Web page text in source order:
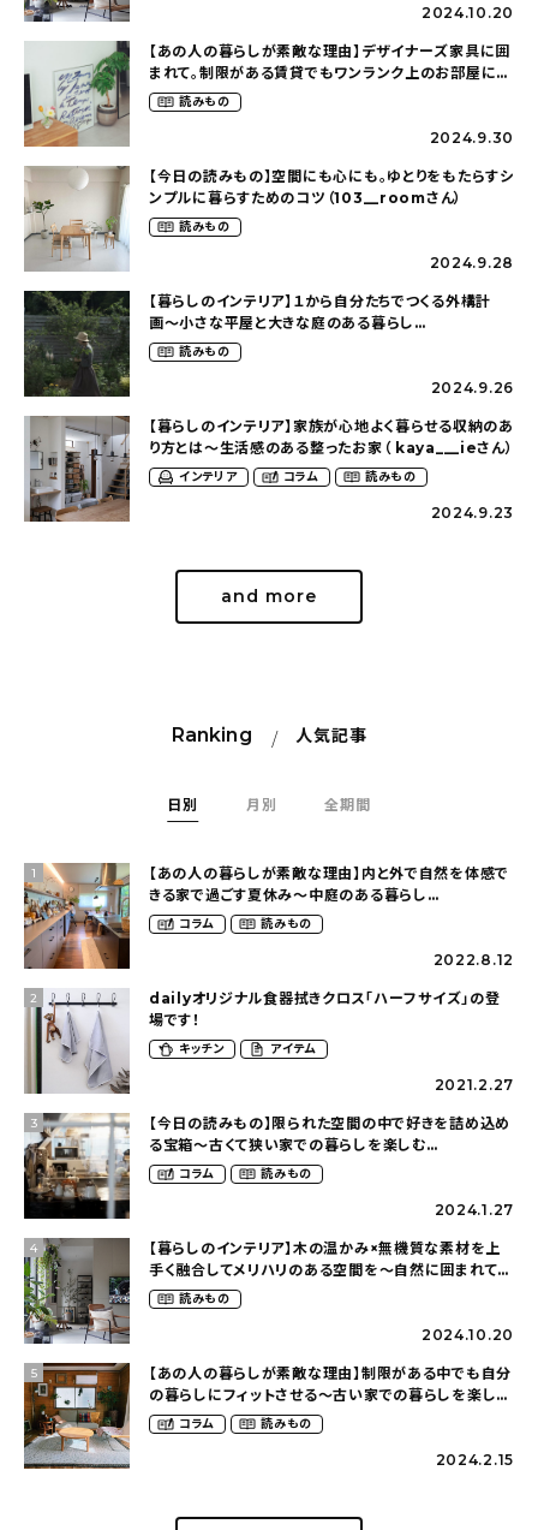
2024.10.20
【あの人の暮らしが素敵な理由】デザイナーズ家具に囲
まれて。制限がある賃貸でもワンランク上のお部屋に〜
狭くても好きな暮らしのこと（_____chika708さん）
読みもの
2024.9.30
【今日の読みもの】空間にも心にも。ゆとりをもたらすシ
ンプルに暮らすためのコツ（103__roomさん）
読みもの
2024.9.28
【暮らしのインテリア】１から自分たちでつくる外構計
画〜小さな平屋と大きな庭のある暮らし
（tsumikiniwaさん）
読みもの
2024.9.26
【暮らしのインテリア】家族が心地よく暮らせる収納のあ
り方とは〜生活感のある整ったお家（ kaya___ieさん）
インテリア コラム 読みもの
2024.9.23
and more
Ranking 人気記事
日別 月別 全期間
1
【あの人の暮らしが素敵な理由】内と外で自然を体感で
きる家で過ごす夏休み〜中庭のある暮らし
（yume_2700さん）
コラム 読みもの
2022.8.12
2
dailyオリジナル食器拭きクロス「ハーフサイズ」の登
場です！
キッチン アイテム
2021.2.27
3
【今日の読みもの】限られた空間の中で好きを詰め込め
る宝箱〜古くて狭い家での暮らしを楽しむ
（2nyan_and_lifestylesさん）
コラム 読みもの
2024.1.27
4
【暮らしのインテリア】木の温かみ×無機質な素材を上
手く融合してメリハリのある空間を〜自然に囲まれて暮
らす（ki_no_ieさん）
読みもの
2024.10.20
5
【あの人の暮らしが素敵な理由】制限がある中でも自分
の暮らしにフィットさせる〜古い家での暮らしを楽しむ
（idasanchiさん）
コラム 読みもの
2024.2.15